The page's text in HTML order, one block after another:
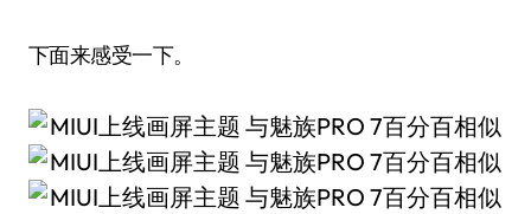
下面来感受一下。